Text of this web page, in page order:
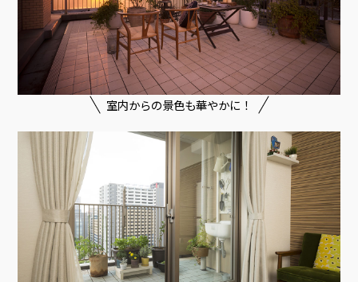
室内からの景色も華やかに！